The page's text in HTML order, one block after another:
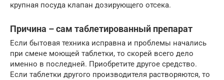
крупная посуда клапан дозирующего отсека.
Причина – сам таблетированный препарат
Если бытовая техника исправна и проблемы начались
при смене моющей таблетки, то скорей всего дело
именно в последней. Приобретите другое средство.
Если таблетки другого производителя растворяются, то